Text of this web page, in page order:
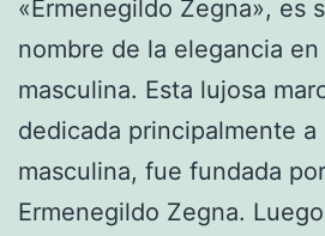
«Ermenegildo Zegna», es
nombre de la elegancia
masculina. Esta lujosa
dedicada principalmente a
masculina, fue fundada
Ermenegildo Zegna.